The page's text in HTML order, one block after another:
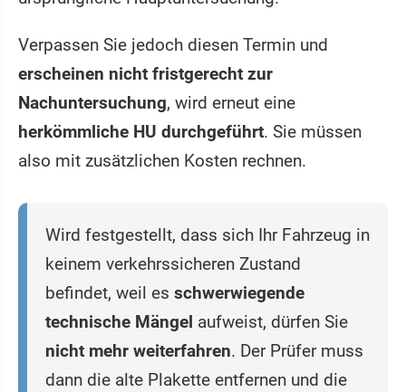
Verpassen Sie jedoch diesen Termin und
erscheinen nicht fristgerecht zur
Nachuntersuchung, wird erneut eine
herkömmliche HU durchgeführt. Sie müssen
also mit zusätzlichen Kosten rechnen.
Wird festgestellt, dass sich Ihr Fahrzeug in
keinem verkehrssicheren Zustand
befindet, weil es schwerwiegende
technische Mängel aufweist, dürfen Sie
nicht mehr weiterfahren. Der Prüfer muss
dann die alte Plakette entfernen und die